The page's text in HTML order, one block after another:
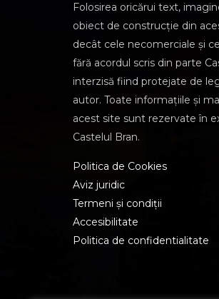
Folosirea oricărui text,
obiect de construcție din
decât cele necomerciale și
fără acordul scris din parte
interzisă fiind protejate de
autor. Toate informațiile și
acest site sunt rezervate în
Castelul Bran.
Politica de Cookies
Aviz juridic
Termeni și condiții
Accesibilitate
Politica de confidentialitate